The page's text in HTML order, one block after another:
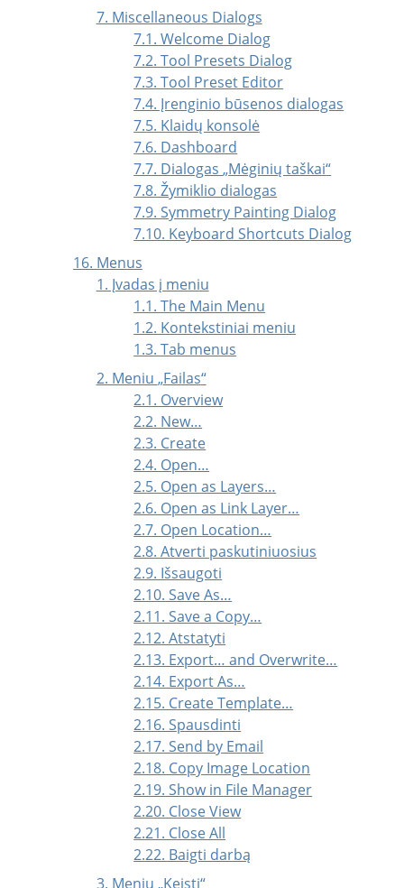
7. Miscellaneous Dialogs
7.1. Welcome Dialog
7.2. Tool Presets Dialog
7.3. Tool Preset Editor
7.4. Įrenginio būsenos dialogas
7.5. Klaidų konsolė
7.6. Dashboard
7.7. Dialogas„Mėginių taškai“
7.8. Žymiklio dialogas
7.9. Symmetry Painting Dialog
7.10. Keyboard Shortcuts Dialog
16. Menus
1. Įvadas į meniu
1.1. The Main Menu
1.2. Kontekstiniai meniu
1.3. Tab menus
2. Meniu „Failas“
2.1. Overview
2.2. New…
2.3. Create
2.4. Open…
2.5. Open as Layers…
2.6. Open as Link Layer…
2.7. Open Location…
2.8. Atverti paskutiniuosius
2.9. Išsaugoti
2.10. Save As…
2.11. Save a Copy…
2.12. Atstatyti
2.13. Export… and Overwrite…
2.14. Export As…
2.15. Create Template…
2.16. Spausdinti
2.17. Send by Email
2.18. Copy Image Location
2.19. Show in File Manager
2.20. Close View
2.21. Close All
2.22. Baigti darbą
3. Meniu „Keisti“